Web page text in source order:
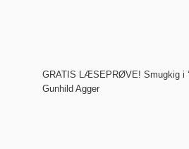
GRATIS LÆSEPRØVE! Smugkig i
Gunhild Agger